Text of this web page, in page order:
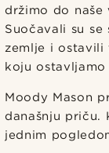
držimo do naše
Suočavali su
zemlje i ostavili
koju
Moody Mason
današnju priču.
jednim